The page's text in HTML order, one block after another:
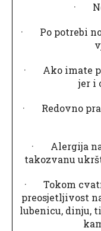
· Ne
· Po potrebi
· Ako imate
jer i
· Redovno
· Alergija na
takozvanu
· Tokom
preosjetljivost
lubenicu, dinju,